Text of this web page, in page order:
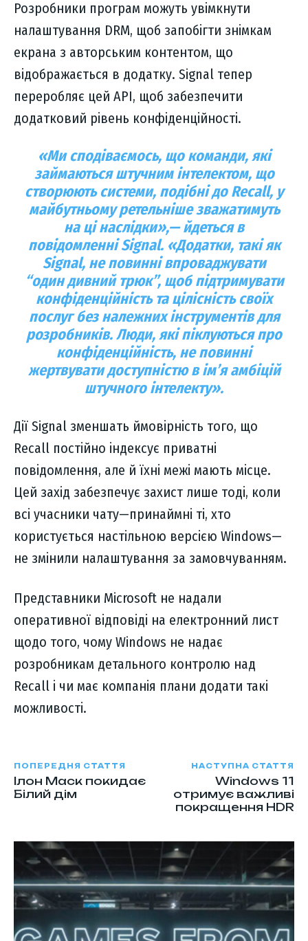
Розробники програм можуть увімкнути
налаштування DRM, щоб запобігти знімкам
екрана з авторським контентом, що
відображається в додатку. Signal тепер
переробляє цей API, щоб забезпечити
додатковий рівень конфіденційності.
«Ми сподіваємось, що команди, які
займаються штучним інтелектом, що
створюють системи, подібні до Recall, у
майбутньому ретельніше зважатимуть
на ці наслідки»,— йдеться в
повідомленні Signal. «Додатки, такі як
Signal, не повинні впроваджувати
“один дивний трюк”, щоб підтримувати
конфіденційність та цілісність своїх
послуг без належних інструментів для
розробників. Люди, які піклуються про
конфіденційність, не повинні
жертвувати доступністю в ім’я амбіцій
штучного інтелекту».
Дії Signal зменшать ймовірність того, що
Recall постійно індексує приватні
повідомлення, але й їхні межі мають місце.
Цей захід забезпечує захист лише тоді, коли
всі учасники чату—принаймні ті, хто
користується настільною версією Windows—
не змінили налаштування за замовчуванням.
Представники Microsoft не надали
оперативної відповіді на електронний лист
щодо того, чому Windows не надає
розробникам детального контролю над
Recall і чи має компанія плани додати такі
можливості.
ПОПЕРЕДНЯ СТАТТЯ
Ілон Маск покидає
Білий дім
НАСТУПНА СТАТТЯ
Windows 11
отримує важливі
покращення HDR